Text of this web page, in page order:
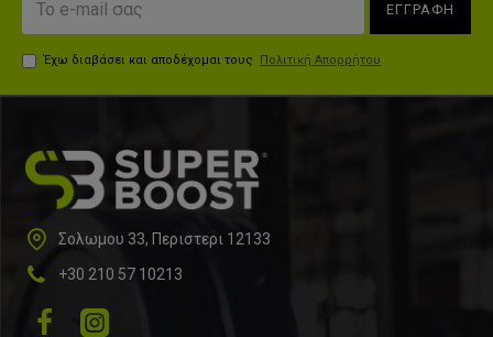
ΕΓΓΡΑΦΗ
Έχω διαβάσει και αποδέχομαι τους Πολιτική Απορρήτου
Σολωμου 33, Περιστερι 12133
+30 210 57 10213